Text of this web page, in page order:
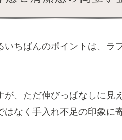
ちばんのポイントは、ラ
、ただ伸びっぱなしに見
なく手入れ不足の印象に